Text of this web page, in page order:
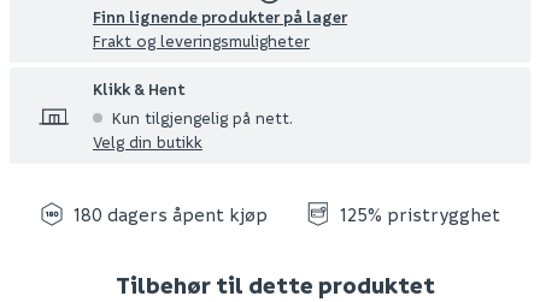
Finn lignende produkter på lager
Frakt og leveringsmuligheter
Klikk & Hent
Kun tilgjengelig på nett.
Velg din butikk
180 dagers åpent kjøp 125% pristrygghet
Tilbehør til dette produktet